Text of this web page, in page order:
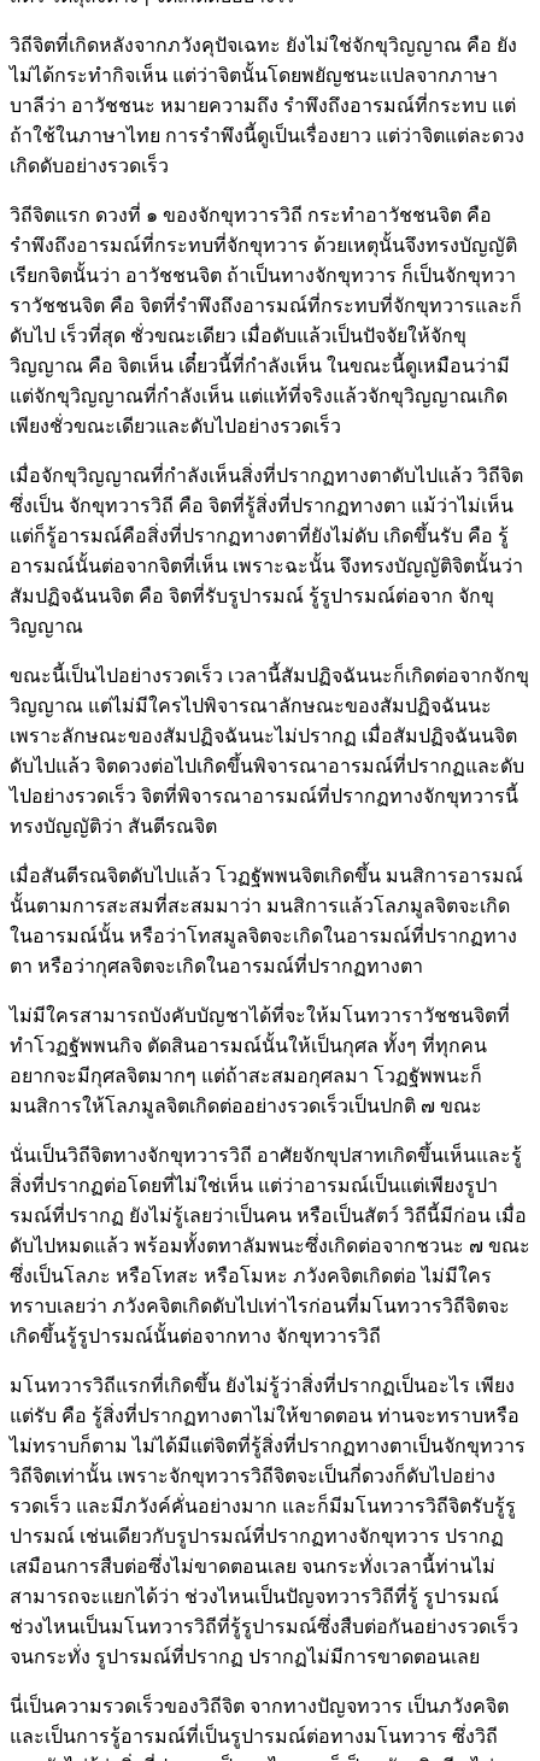
วิถีจิตที่เกิดหลังจากภวังคุปัจเฉทะ ยังไม่ใช่จักขุวิญญาณ คือ ยัง
ไม่ได้กระทำกิจเห็น แต่ว่าจิตนั้นโดยพยัญชนะแปลจากภาษา
บาลีว่า อาวัชชนะ หมายความถึง รำพึงถึงอารมณ์ที่กระทบ แต่
ถ้าใช้ในภาษาไทย การรำพึงนี้ดูเป็นเรื่องยาว แต่ว่าจิตแต่ละดวง
เกิดดับอย่างรวดเร็ว
วิถีจิตแรก ดวงที่ ๑ ของจักขุทวารวิถี กระทำอาวัชชนจิต คือ
รำพึงถึงอารมณ์ที่กระทบที่จักขุทวาร ด้วยเหตุนั้นจึงทรงบัญญัติ
เรียกจิตนั้นว่า อาวัชชนจิต ถ้าเป็นทางจักขุทวาร ก็เป็นจักขุทวา
ราวัชชนจิต คือ จิตที่รำพึงถึงอารมณ์ที่กระทบที่จักขุทวารและก็
ดับไป เร็วที่สุด ชั่วขณะเดียว เมื่อดับแล้วเป็นปัจจัยให้จักขุ
วิญญาณ คือ จิตเห็น เดี๋ยวนี้ที่กำลังเห็น ในขณะนี้ดูเหมือนว่ามี
แต่จักขุวิญญาณที่กำลังเห็น แต่แท้ที่จริงแล้วจักขุวิญญาณเกิด
เพียงชั่วขณะเดียวและดับไปอย่างรวดเร็ว
เมื่อจักขุวิญญาณที่กำลังเห็นสิ่งที่ปรากฏทางตาดับไปแล้ว วิถีจิต
ซึ่งเป็น จักขุทวารวิถี คือ จิตที่รู้สิ่งที่ปรากฏทางตา แม้ว่าไม่เห็น
แต่ก็รู้อารมณ์คือสิ่งที่ปรากฏทางตาที่ยังไม่ดับ เกิดขึ้นรับ คือ รู้
อารมณ์นั้นต่อจากจิตที่เห็น เพราะฉะนั้น จึงทรงบัญญัติจิตนั้นว่า
สัมปฏิจฉันนจิต คือ จิตที่รับรูปารมณ์ รู้รูปารมณ์ต่อจาก จักขุ
วิญญาณ
ขณะนี้เป็นไปอย่างรวดเร็ว เวลานี้สัมปฏิจฉันนะก็เกิดต่อจากจักขุ
วิญญาณ แต่ไม่มีใครไปพิจารณาลักษณะของสัมปฏิจฉันนะ
เพราะลักษณะของสัมปฏิจฉันนะไม่ปรากฏ เมื่อสัมปฏิจฉันนจิต
ดับไปแล้ว จิตดวงต่อไปเกิดขึ้นพิจารณาอารมณ์ที่ปรากฏและดับ
ไปอย่างรวดเร็ว จิตที่พิจารณาอารมณ์ที่ปรากฏทางจักขุทวารนี้
ทรงบัญญัติว่า สันตีรณจิต
เมื่อสันตีรณจิตดับไปแล้ว โวฏฐัพพนจิตเกิดขึ้น มนสิการอารมณ์
นั้นตามการสะสมที่สะสมมาว่า มนสิการแล้วโลภมูลจิตจะเกิด
ในอารมณ์นั้น หรือว่าโทสมูลจิตจะเกิดในอารมณ์ที่ปรากฏทาง
ตา หรือว่ากุศลจิตจะเกิดในอารมณ์ที่ปรากฏทางตา
ไม่มีใครสามารถบังคับบัญชาได้ที่จะให้มโนทวาราวัชชนจิตที่
ทำโวฏฐัพพนกิจ ตัดสินอารมณ์นั้นให้เป็นกุศล ทั้งๆ ที่ทุกคน
อยากจะมีกุศลจิตมากๆ แต่ถ้าสะสมอกุศลมา โวฏฐัพพนะก็
มนสิการให้โลภมูลจิตเกิดต่ออย่างรวดเร็วเป็นปกติ ๗ ขณะ
นั่นเป็นวิถีจิตทางจักขุทวารวิถี อาศัยจักขุปสาทเกิดขึ้นเห็นและรู้
สิ่งที่ปรากฏต่อโดยที่ไม่ใช่เห็น แต่ว่าอารมณ์เป็นแต่เพียงรูปา
รมณ์ที่ปรากฏ ยังไม่รู้เลยว่าเป็นคน หรือเป็นสัตว์ วิถีนี้มีก่อน เมื่อ
ดับไปหมดแล้ว พร้อมทั้งตทาลัมพนะซึ่งเกิดต่อจากชวนะ ๗ ขณะ
ซึ่งเป็นโลภะ หรือโทสะ หรือโมหะ ภวังคจิตเกิดต่อ ไม่มีใคร
ทราบเลยว่า ภวังคจิตเกิดดับไปเท่าไรก่อนที่มโนทวารวิถีจิตจะ
เกิดขึ้นรู้รูปารมณ์นั้นต่อจากทาง จักขุทวารวิถี
มโนทวารวิถีแรกที่เกิดขึ้น ยังไม่รู้ว่าสิ่งที่ปรากฏเป็นอะไร เพียง
แต่รับ คือ รู้สิ่งที่ปรากฏทางตาไม่ให้ขาดตอน ท่านจะทราบหรือ
ไม่ทราบก็ตาม ไม่ได้มีแต่จิตที่รู้สิ่งที่ปรากฏทางตาเป็นจักขุทวาร
วิถีจิตเท่านั้น เพราะจักขุทวารวิถีจิตจะเป็นกี่ดวงก็ดับไปอย่าง
รวดเร็ว และมีภวังค์คั่นอย่างมาก และก็มีมโนทวารวิถีจิตรับรู้รู
ปารมณ์ เช่นเดียวกับรูปารมณ์ที่ปรากฏทางจักขุทวาร ปรากฏ
เสมือนการสืบต่อซึ่งไม่ขาดตอนเลย จนกระทั่งเวลานี้ท่านไม่
สามารถจะแยกได้ว่า ช่วงไหนเป็นปัญจทวารวิถีที่รู้ รูปารมณ์
ช่วงไหนเป็นมโนทวารวิถีที่รู้รูปารมณ์ซึ่งสืบต่อกันอย่างรวดเร็ว
จนกระทั่ง รูปารมณ์ที่ปรากฏ ปรากฏไม่มีการขาดตอนเลย
นี่เป็นความรวดเร็วของวิถีจิต จากทางปัญจทวาร เป็นภวังคจิต
และเป็นการรู้อารมณ์ที่เป็นรูปารมณ์ต่อทางมโนทวาร ซึ่งวิถี